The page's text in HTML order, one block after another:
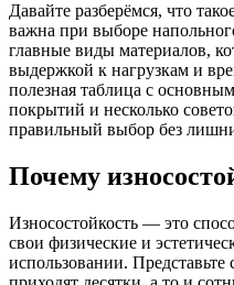
Давайте разберёмся, что
важна при выборе
главные виды материалов,
выдержкой к нагрузкам и
полезная таблица с
покрытий и несколько
правильный выбор без
Почему
Износостойкость — это
свои физические и
использовании.